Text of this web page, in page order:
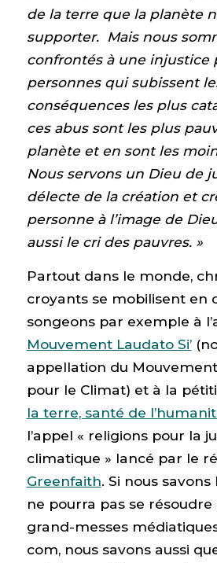
de la terre que la planète
supporter. Mais nous
confrontés à une injustice
personnes qui subissent
conséquences les plus
ces abus sont les plus
planète et en sont les
Nous servons un Dieu de
délecte de la création et
personne à l’image de
aussi le cri des pauvres. »
Partout dans le monde,
croyants se mobilisent en
songeons par exemple à
Mouvement Laudato Si’
appellation du
pour le Climat) et à la
la terre, santé de
l’appel « religions pour la
climatique » lancé par le
Greenfaith. Si nous
ne pourra pas se résoudre
grand-messes
com, nous savons aussi